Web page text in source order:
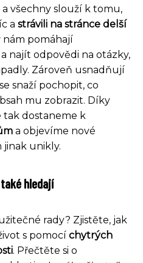
všechny slouží k tomu,
a strávili na stránce delší
nám pomáhají
a najít odpovědi na otázky,
Zároveň usnadňují
snaží pochopit, co
mu zobrazit. Díky
tak dostaneme k
a objevíme nové
jinak unikly.
hledají
rady? Zjistěte, jak
s pomocí chytrých
. Přečtěte si o